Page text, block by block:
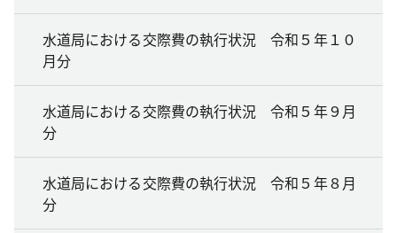
水道局における交際費の執行状況 令和５年１０
月分
水道局における交際費の執行状況 令和５年９月
分
水道局における交際費の執行状況 令和５年８月
分